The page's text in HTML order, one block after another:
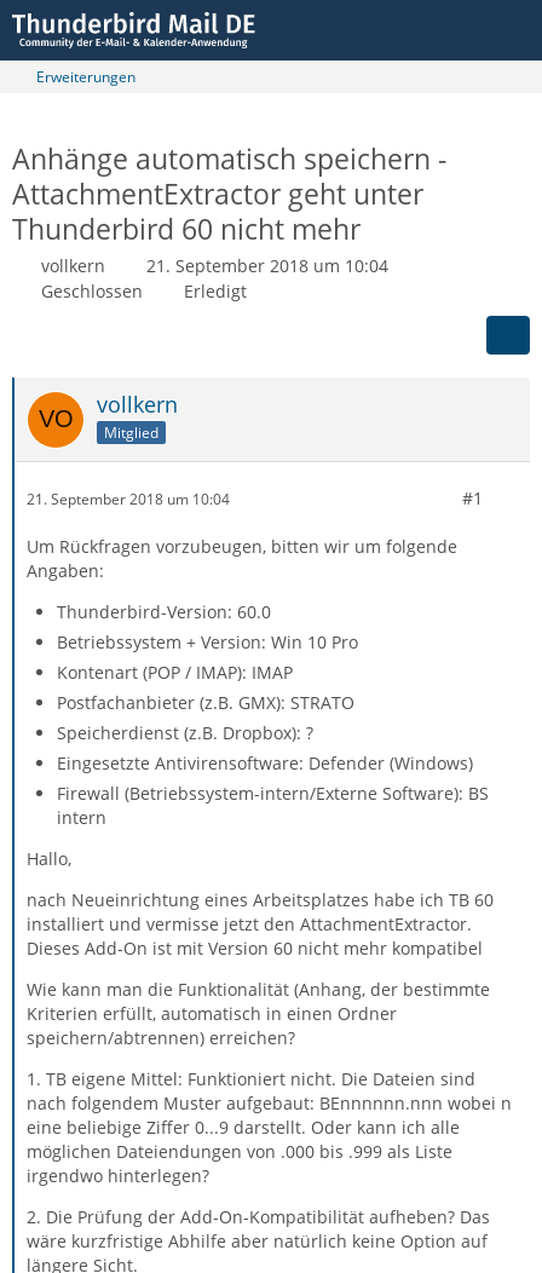
Erweiterungen
Anhänge automatisch speichern -
AttachmentExtractor geht unter
Thunderbird 60 nicht mehr
vollkern
21. September 2018 um 10:04
Geschlossen
Erledigt
vollkern
Mitglied
21. September 2018 um 10:04 #1
Um Rückfragen vorzubeugen, bitten wir um folgende
Angaben:
Thunderbird-Version: 60.0
Betriebssystem + Version: Win 10 Pro
Kontenart (POP / IMAP): IMAP
Postfachanbieter (z.B. GMX): STRATO
Speicherdienst (z.B. Dropbox): ?
Eingesetzte Antivirensoftware: Defender (Windows)
Firewall (Betriebssystem-intern/Externe Software): BS
intern
Hallo,
nach Neueinrichtung eines Arbeitsplatzes habe ich TB 60
installiert und vermisse jetzt den AttachmentExtractor.
Dieses Add-On ist mit Version 60 nicht mehr kompatibel
Wie kann man die Funktionalität (Anhang, der bestimmte
Kriterien erfüllt, automatisch in einen Ordner
speichern/abtrennen) erreichen?
1. TB eigene Mittel: Funktioniert nicht. Die Dateien sind
nach folgendem Muster aufgebaut: BEnnnnnn.nnn wobei n
eine beliebige Ziffer 0...9 darstellt. Oder kann ich alle
möglichen Dateiendungen von .000 bis .999 als Liste
irgendwo hinterlegen?
2. Die Prüfung der Add-On-Kompatibilität aufheben? Das
wäre kurzfristige Abhilfe aber natürlich keine Option auf
längere Sicht.